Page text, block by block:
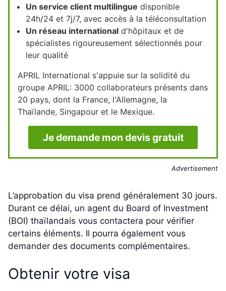
Un service client multilingue disponible
24h/24 et 7j/7, avec accès à la téléconsultation
Un réseau international d'hôpitaux et de
spécialistes rigoureusement sélectionnés pour
leur qualité
APRIL International s'appuie sur la solidité du
groupe APRIL: 3000 collaborateurs présents dans
20 pays, dont la France, l'Allemagne, la
Thaïlande, Singapour et le Mexique.
Je demande mon devis gratuit
Advertisement
L’approbation du visa prend généralement 30 jours.
Durant ce délai, un agent du Board of Investment
(BOI) thaïlandais vous contactera pour vérifier
certains éléments. Il pourra également vous
demander des documents complémentaires.
Obtenir votre visa